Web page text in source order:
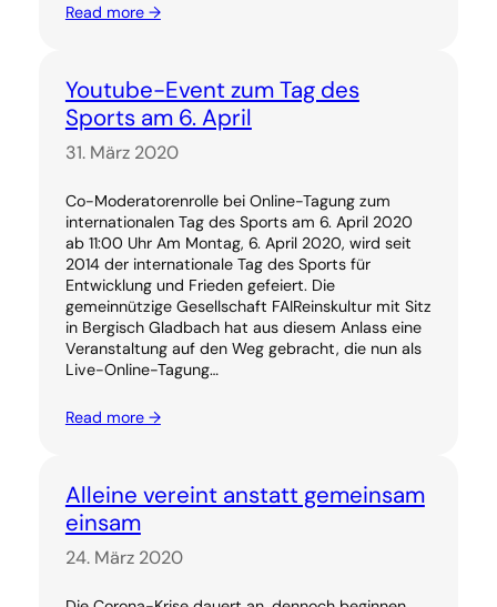
Read more →
Youtube-Event zum Tag des
Sports am 6. April
31. März 2020
Co-Moderatorenrolle bei Online-Tagung zum
internationalen Tag des Sports am 6. April 2020
ab 11:00 Uhr Am Montag, 6. April 2020, wird seit
2014 der internationale Tag des Sports für
Entwicklung und Frieden gefeiert. Die
gemeinnützige Gesellschaft FAIReinskultur mit Sitz
in Bergisch Gladbach hat aus diesem Anlass eine
Veranstaltung auf den Weg gebracht, die nun als
Live-Online-Tagung…
Read more →
Alleine vereint anstatt gemeinsam
einsam
24. März 2020